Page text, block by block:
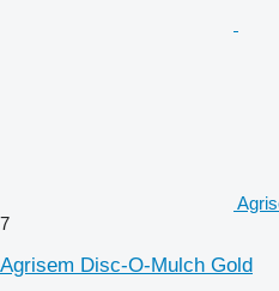
7
Agrisem Disc-O-Mulch Gold